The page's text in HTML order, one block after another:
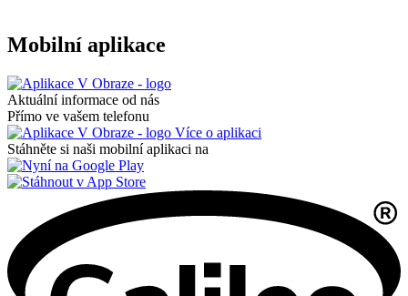
Mobilní aplikace
Aktuální informace od nás
Přímo ve vašem telefonu
Více o aplikaci
Stáhněte si naši mobilní aplikaci na